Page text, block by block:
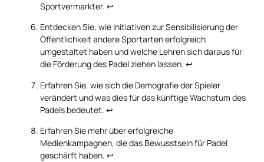
Sportvermarkter. ↩
Entdecken Sie, wie Initiativen zur Sensibilisierung der
Öffentlichkeit andere Sportarten erfolgreich
umgestaltet haben und welche Lehren sich daraus für
die Förderung des Padel ziehen lassen. ↩
Erfahren Sie, wie sich die Demografie der Spieler
verändert und was dies für das künftige Wachstum des
Padels bedeutet. ↩
Erfahren Sie mehr über erfolgreiche
Medienkampagnen, die das Bewusstsein für Padel
geschärft haben. ↩